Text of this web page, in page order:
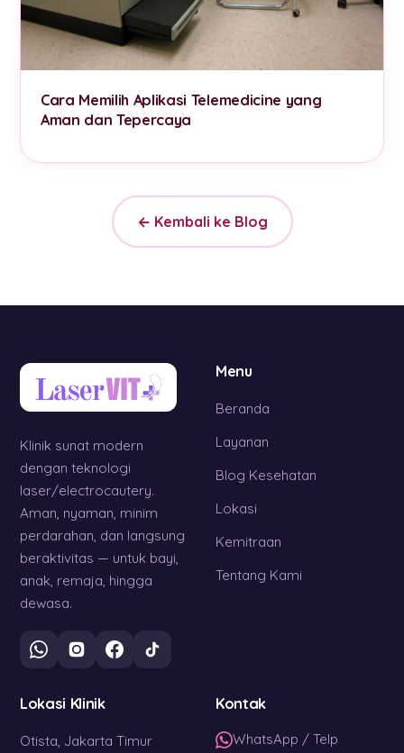
Cara Memilih Aplikasi Telemedicine yang
Aman dan Tepercaya
← Kembali ke Blog
Klinik sunat modern
dengan teknologi
laser/electrocautery.
Aman, nyaman, minim
perdarahan, dan langsung
beraktivitas — untuk bayi,
anak, remaja, hingga
dewasa.
Menu
Beranda
Layanan
Blog Kesehatan
Lokasi
Kemitraan
Tentang Kami
Lokasi Klinik
Otista, Jakarta Timur
Kontak
WhatsApp / Telp